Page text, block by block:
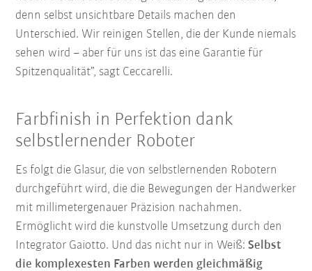
denn selbst unsichtbare Details machen den
Unterschied. Wir reinigen Stellen, die der Kunde niemals
sehen wird – aber für uns ist das eine Garantie für
Spitzenqualität”, sagt Ceccarelli.
Farbfinish in Perfektion dank
selbstlernender Roboter
Es folgt die Glasur, die von selbstlernenden Robotern
durchgeführt wird, die die Bewegungen der Handwerker
mit millimetergenauer Präzision nachahmen.
Ermöglicht wird die kunstvolle Umsetzung durch den
Integrator Gaiotto. Und das nicht nur in Weiß:Selbst
die komplexesten Farben werden gleichmäßig